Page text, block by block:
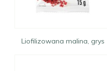
Liofilizowana malina, grys